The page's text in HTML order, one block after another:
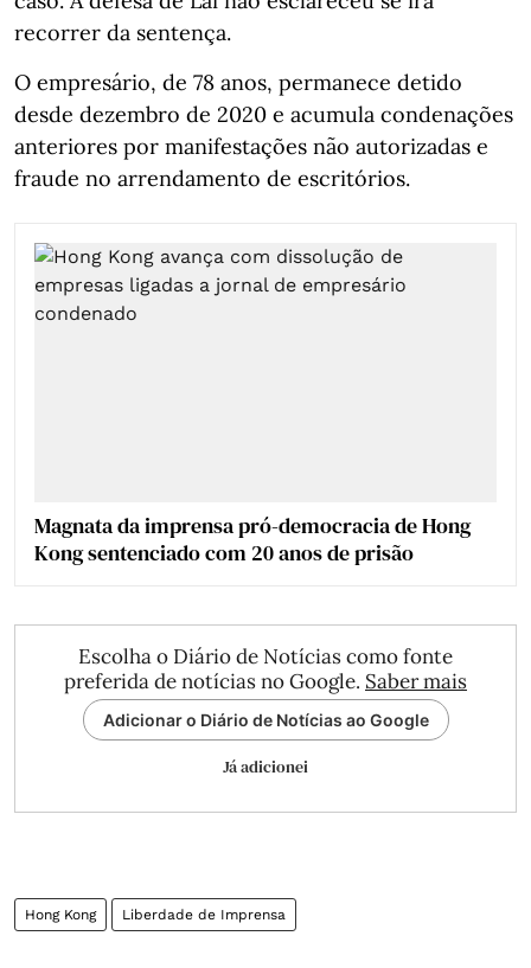
recorrer da sentença.
O empresário, de 78 anos, permanece detido
desde dezembro de 2020 e acumula condenações
anteriores por manifestações não autorizadas e
fraude no arrendamento de escritórios.
Magnata da imprensa pró-democracia de Hong
Kong sentenciado com 20 anos de prisão
Escolha o Diário de Notícias como fonte
preferida de notícias no Google. Saber mais
Adicionar o Diário de Notícias ao Google
Já adicionei
Hong Kong Liberdade de Imprensa